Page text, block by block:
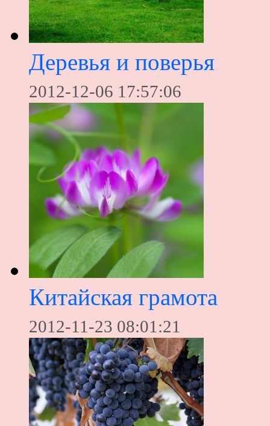
Деревья и поверья
2012-12-06 17:57:06
Китайская грамота
2012-11-23 08:01:21